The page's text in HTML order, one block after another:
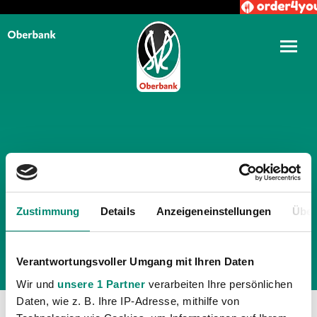
Zustimmung Details Anzeigeneinstellungen
Verantwortungsvoller Umgang mit Ihren Daten
Wir und unsere 1 Partner verarbeiten Ihre persönlichen
Daten, wie z. B. Ihre IP-Adresse, mithilfe von
TÄGLICHE ARCHIVE: 12.
OKTOBER 2018